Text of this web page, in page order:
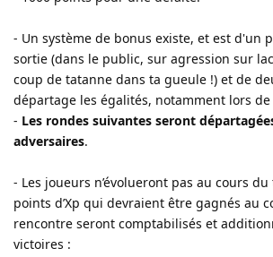
- Un système de bonus existe, et est d'un
sortie (dans le public, sur agression sur
coup de tatanne dans ta gueule !) et de
départage les égalités, notamment lors
- Les rondes suivantes seront
adversaires.
- Les joueurs n’évolueront pas au cours
points d’Xp qui devraient être gagnés au
rencontre seront comptabilisés et
victoires :